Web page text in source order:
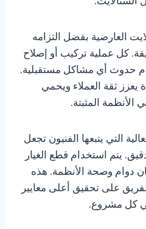
العارضية بفضل التزامه
كل عملية تركيب أو إصلاح
حدوث أي مشاكل مستقبلية.
ثقة العملاء ويحمي
الأنظمة المثبتة.
التي يتبعها الفنيون تجعل
يتم استخدام قطع الغيار
دوام وصحة الأنظمة. هذه
على تحقيق أعلى معايير
كل مشروع.